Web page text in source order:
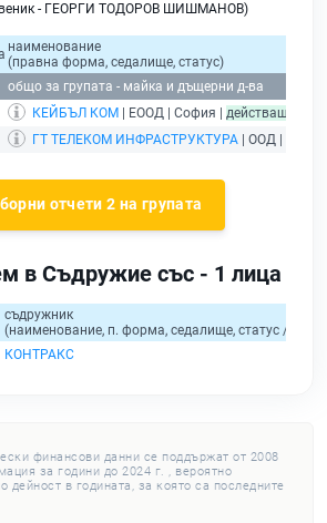
- ГЕОРГИ ТОДОРОВ ШИШМАНОВ)
наименование
(правна форма, седалище, статус)
общо за групата - майка и дъщерни д-ва
КЕЙБЪЛ КОМ | ЕООД | София | действащ
ГТ ТЕЛЕКОМ ИНФРАСТРУКТУРА | ООД |
отчети 2 на групата
в Съдружие със - 1 лица
съдружник
(наименование, п. форма, седалище, статус /
КОНТРАКС
финансови данни се поддържат от 2008
за години до 2024 г. , вероятно
дейност в годината, за която са последните